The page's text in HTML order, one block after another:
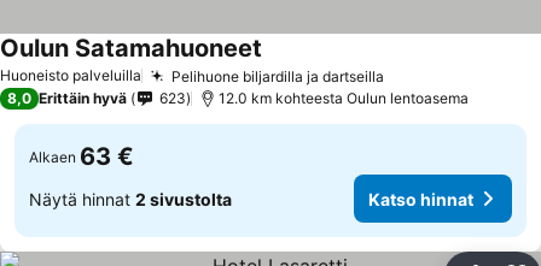
Huoneisto palveluilla Pelihuone biljardilla ja dartseilla
Oulun Satamahuoneet
8,0 Erittäin hyvä 623 12.0 km kohteesta Oulun lentoasema
Alkaen 63 €
Näytä hinnat 2 sivustolta Katso hinnat